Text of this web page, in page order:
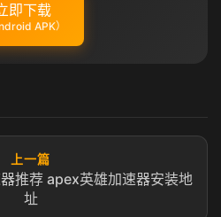
即下载
APK）
上一篇
推荐 apex英雄加速器安装地
址